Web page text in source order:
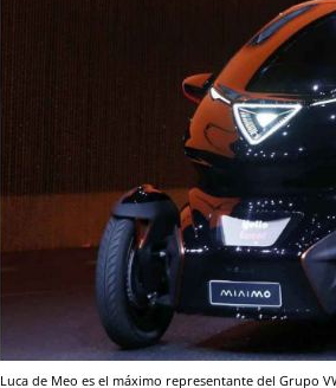
Luca de Meo es el máximo representante del Grupo